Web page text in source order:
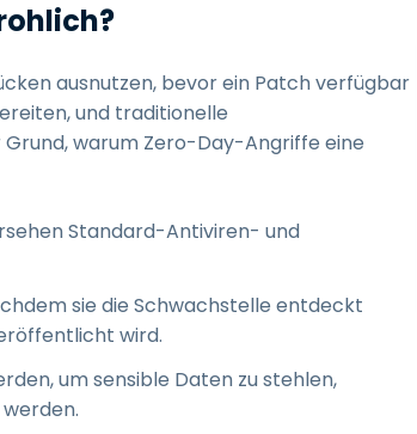
ausnutzen, bevor ein Patch verfügbar
und traditionelle
warum Zero-Day-Angriffe eine
Standard-Antiviren- und
sie die Schwachstelle entdeckt
wird.
um sensible Daten zu stehlen,